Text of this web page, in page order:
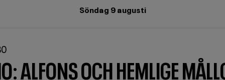
Söndag 9 augusti
ALFONS OCH HEMLIGE